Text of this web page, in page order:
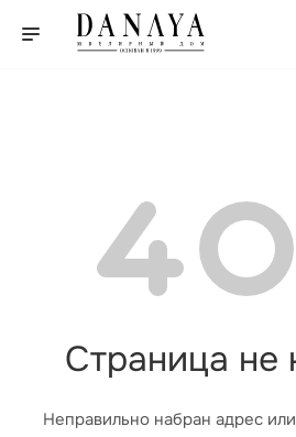
Страница не
Неправильно набран адрес